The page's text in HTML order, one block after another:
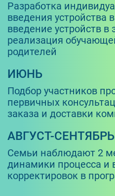
Разработка
введения устройства
введение устройств в
реализация
родителей
ИЮНЬ
Подбор участников
первичных
заказа и доставки
АВГУСТ-СЕНТЯБРЬ
Семьи наблюдают 2
динамики процесса и
корректировок в